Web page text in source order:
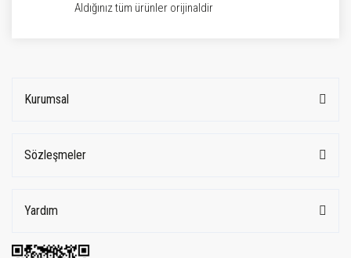
Aldığınız tüm ürünler orijinaldir
Kurumsal
Sözleşmeler
Yardım